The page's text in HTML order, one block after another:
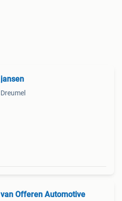
jansen
Dreumel
van Offeren Automotive